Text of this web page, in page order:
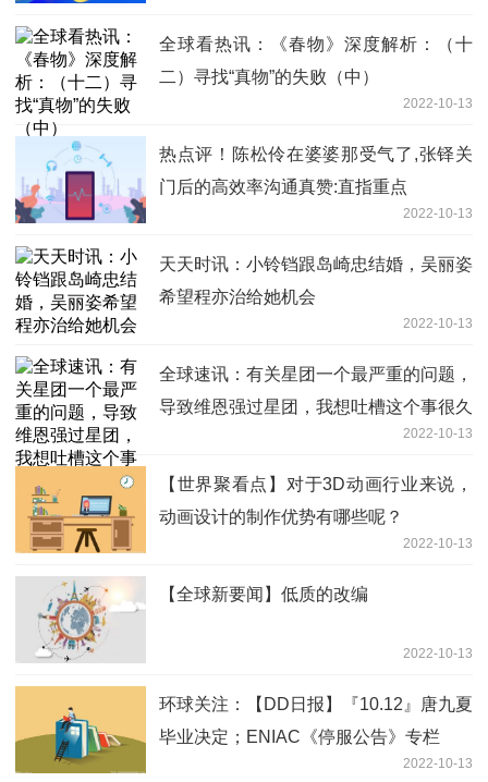
全球看热讯：《春物》深度解析：（十
二）寻找“真物”的失败（中）
2022-10-13
热点评！陈松伶在婆婆那受气了,张铎关
门后的高效率沟通真赞:直指重点
2022-10-13
天天时讯：小铃铛跟岛崎忠结婚，吴丽姿
希望程亦治给她机会
2022-10-13
全球速讯：有关星团一个最严重的问题，
导致维恩强过星团，我想吐槽这个事很久
2022-10-13
【世界聚看点】对于3D动画行业来说，
动画设计的制作优势有哪些呢？
2022-10-13
【全球新要闻】低质的改编
2022-10-13
环球关注：【DD日报】『10.12』唐九夏
毕业决定；ENIAC《停服公告》专栏
2022-10-13